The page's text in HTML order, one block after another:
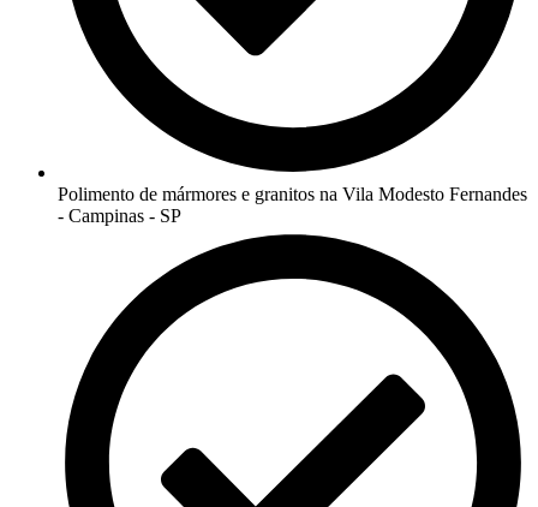
Polimento de mármores e granitos na Vila Modesto Fernandes
- Campinas - SP